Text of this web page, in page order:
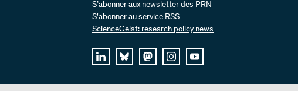
S’abonner aux newsletter des PRN
S'abonner au service RSS
ScienceGeist: research policy news